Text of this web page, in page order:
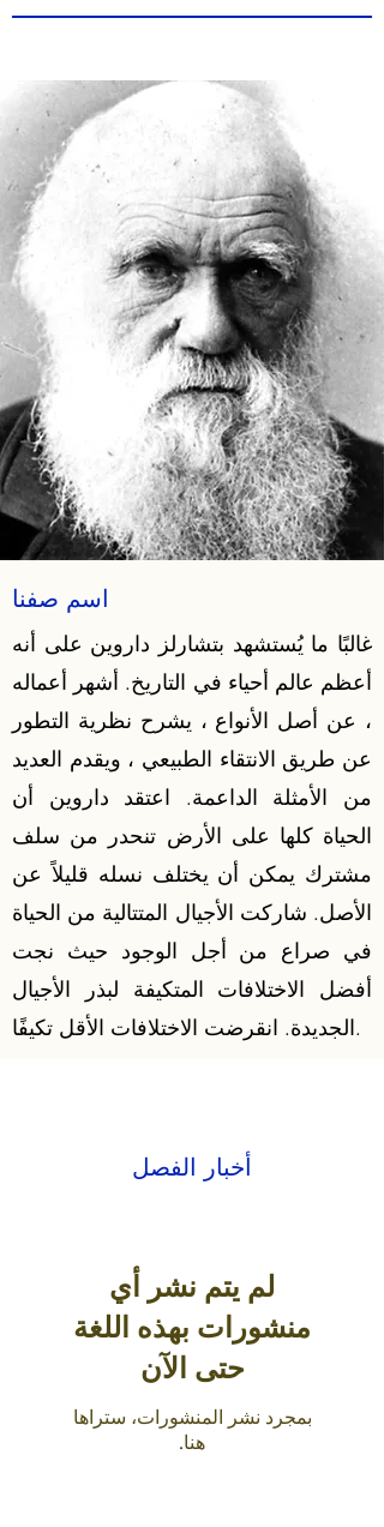
اسم صفنا
غالبًا ما يُستشهد بتشارلز داروين على أنه
أعظم عالم أحياء في التاريخ. أشهر أعماله
، عن أصل الأنواع ، يشرح نظرية التطور
عن طريق الانتقاء الطبيعي ، ويقدم العديد
من الأمثلة الداعمة. اعتقد داروين أن
الحياة كلها على الأرض تنحدر من سلف
مشترك يمكن أن يختلف نسله قليلاً عن
الأصل. شاركت الأجيال المتتالية من الحياة
في صراع من أجل الوجود حيث نجت
أفضل الاختلافات المتكيفة لبذر الأجيال
الجديدة. انقرضت الاختلافات الأقل تكيفًا.
أخبار الفصل
لم يتم نشر أي
منشورات بهذه اللغة
حتى الآن
بمجرد نشر المنشورات، ستراها
هنا.